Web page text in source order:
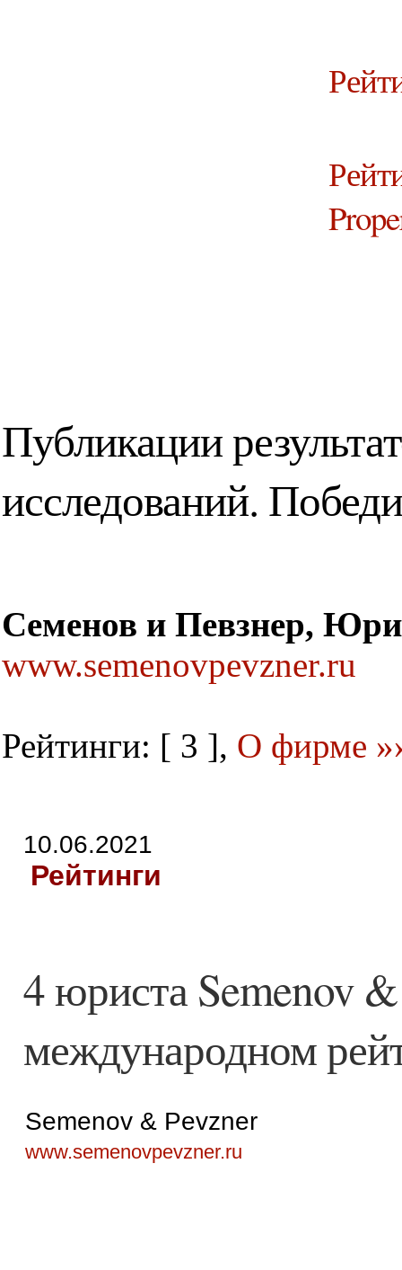
Публикации
исследований.
Семенов и Певзнер,
www.semenovpevzner.ru
Рейтинги: [ 3 ], О фирме
10.06.2021
Рейтинги
4 юриста Semenov
международном
Semenov & Pevzner
www.semenovpevzner.ru